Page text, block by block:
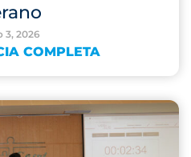
3, 2026
COMPLETA